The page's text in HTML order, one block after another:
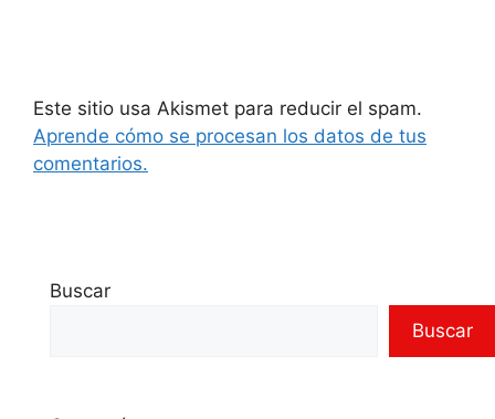
Este sitio usa Akismet para reducir el spam.
Aprende cómo se procesan los datos de tus
comentarios.
Buscar
Buscar